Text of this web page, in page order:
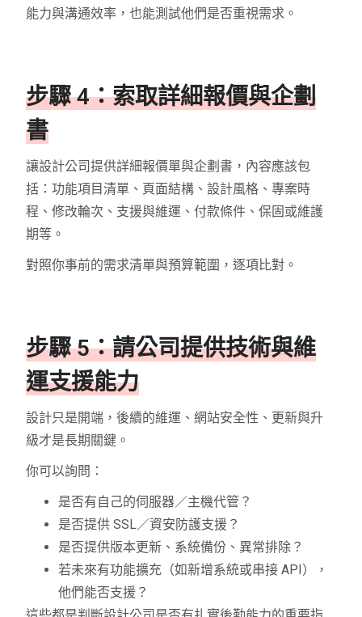
能力與溝通效率，也能測試他們是否重視需求。
步驟 4：索取詳細報價與企劃
書
讓設計公司提供詳細報價單與企劃書，內容應該包
括：功能項目清單、頁面結構、設計風格、專案時
程、修改輪次、支援與維運、付款條件、保固或維護
期等。
對照你事前的需求清單與預算範圍，逐項比對。
步驟 5：請公司提供技術與維
運支援能力
設計只是開端，後續的維運、網站安全性、更新與升
級才是長期關鍵。
你可以詢問：
是否有自己的伺服器／主機代管？
是否提供 SSL／資安防護支援？
是否提供版本更新、系統備份、異常排除？
若未來有功能擴充（如新增系統或串接 API），
他們能否支援？